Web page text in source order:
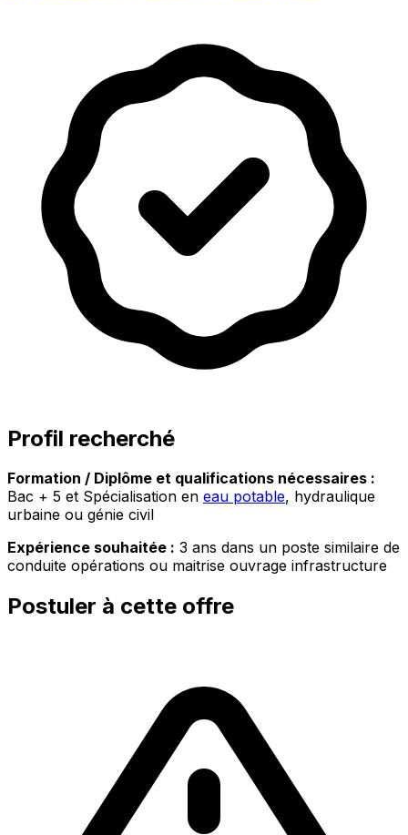
Profil recherché
Formation / Diplôme et qualifications nécessaires :
Bac + 5 et Spécialisation en eau potable, hydraulique
urbaine ou génie civil
Expérience souhaitée : 3 ans dans un poste similaire de
conduite opérations ou maitrise ouvrage infrastructure
Postuler à cette offre